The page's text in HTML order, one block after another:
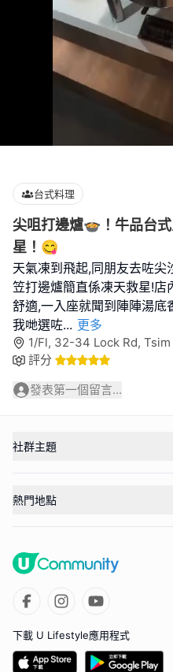
80.00%
台式料理
尖咀打邊爐🍲！牛品台
星！😋
天氣凍到飛起,同朋友去咗
笠打邊爐簡直係凍天救星!店
舒適,一入座就聞到陣陣湯底
我哋選咗... 更多
1/Fl, 32-34 Lock Rd,
評分
發表第一個留言...
社群主題
熱門地點
下載 U Lifestyle應用程式